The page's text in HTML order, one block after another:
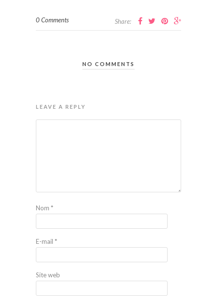
0 Comments Share:
NO COMMENTS
LEAVE A REPLY
Nom *
E-mail *
Site web